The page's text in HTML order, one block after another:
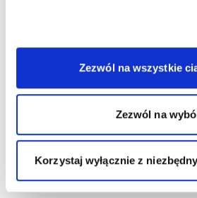
Zezwól na wszystkie
Zezwól na
Korzystaj wyłącznie z